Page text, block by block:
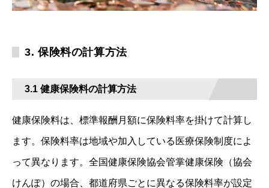
3. 保険料の計算方法
3.1 健康保険料の計算方法
健康保険料は、標準報酬月額に保険料率を掛けて計算し
ます。保険料率は地域や加入している医療保険制度によ
って異なります。全国健康保険協会管掌健康保険（協会
けんぽ）の場合、都道府県ごとに異なる保険料率が設定